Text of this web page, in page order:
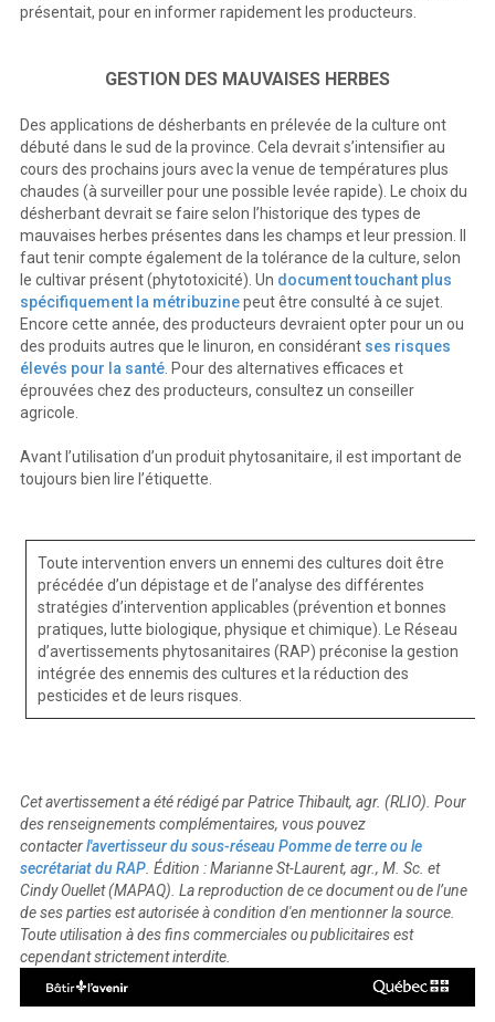
présentait, pour en informer rapidement les producteurs.
GESTION DES MAUVAISES HERBES
Des applications de désherbants en prélevée de la culture ont
débuté dans le sud de la province. Cela devrait s’intensifier au
cours des prochains jours avec la venue de températures plus
chaudes (à surveiller pour une possible levée rapide). Le choix du
désherbant devrait se faire selon l’historique des types de
mauvaises herbes présentes dans les champs et leur pression. Il
faut tenir compte également de la tolérance de la culture, selon
le cultivar présent (phytotoxicité). Un document touchant plus
spécifiquement la métribuzinepeut être consulté à ce sujet.
Encore cette année, des producteurs devraient opter pour un ou
des produits autres que le linuron, en considérant ses risques
élevés pour la santé . Pour des alternatives efficaces et
éprouvées chez des producteurs, consultez un conseiller
agricole.
Avant l’utilisation d’un produit phytosanitaire, il est important de
toujours bien lire l’étiquette.
Toute intervention envers un ennemi des cultures doit être
précédée d’un dépistage et de l’analyse des différentes
stratégies d’intervention applicables (prévention et bonnes
pratiques, lutte biologique, physique et chimique). Le Réseau
d’avertissements phytosanitaires (RAP) préconise la gestion
intégrée des ennemis des cultures et la réduction des
pesticides et de leurs risques.
Cet avertissement a été rédigé par Patrice Thibault, agr. (RLIO). Pour
des renseignements complémentaires, vous pouvez
contacterl'avertisseur du sous-réseau Pomme de terre ou le
secrétariat du RAP . Édition : Marianne St-Laurent, agr., M. Sc. et
Cindy Ouellet (MAPAQ). La reproduction de ce document ou de l’une
de ses parties est autorisée à condition d'en mentionner la source.
Toute utilisation à des fins commerciales ou publicitaires est
cependant strictement interdite.